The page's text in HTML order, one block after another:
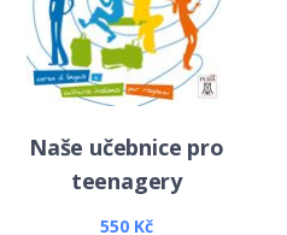
Naše učebnice pro
teenagery
550 Kč